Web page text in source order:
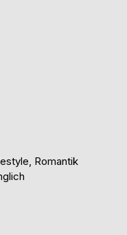
Romantik